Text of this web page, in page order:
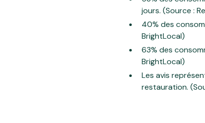
jours. (Source :
40% des
BrightLocal)
63% des
BrightLocal)
Les avis
restauration.